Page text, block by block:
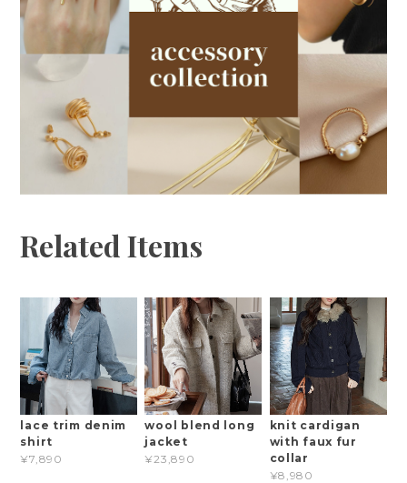
Related Items
lace trim denim
shirt
¥7,890
wool blend long
jacket
¥23,890
knit cardigan
with faux fur
collar
¥8,980